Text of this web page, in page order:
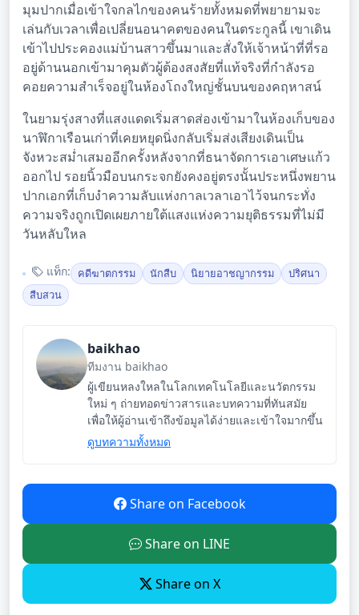
มุมปากเมื่อเข้าใจกลไกของคนร้ายทั้งหมดที่พยายามจะ
เล่นกับเวลาเพื่อเปลี่ยนอนาคตของคนในตระกูลนี้ เขาเดิน
เข้าไปประคองแม่บ้านสาวขึ้นมาและสั่งให้เจ้าหน้าที่ที่รอ
อยู่ด้านนอกเข้ามาคุมตัวผู้ต้องสงสัยที่แท้จริงที่กำลังรอ
คอยความสำเร็จอยู่ในห้องโถงใหญ่ชั้นบนของคฤหาสน์
ในยามรุ่งสางที่แสงแดดเริ่มสาดส่องเข้ามาในห้องเก็บของ
นาฬิกาเรือนเก่าที่เคยหยุดนิ่งกลับเริ่มส่งเสียงเดินเป็น
จังหวะสม่ำเสมออีกครั้งหลังจากที่ธนาจัดการเอาเศษแก้ว
ออกไป รอยนิ้วมือบนกระจกยังคงอยู่ตรงนั้นประหนึ่งพยาน
ปากเอกที่เก็บงำความลับแห่งกาลเวลาเอาไว้จนกระทั่ง
ความจริงถูกเปิดเผยภายใต้แสงแห่งความยุติธรรมที่ไม่มี
วันหลับใหล
แท็ก: คดีฆาตกรรม นักสืบ นิยายอาชญากรรม
ปริศนา
สืบสวน
baikhao
ทีมงาน baikhao
ผู้เขียนหลงใหลในโลกเทคโนโลยีและนวัตกรรม
ใหม่ ๆ ถ่ายทอดข่าวสารและบทความที่ทันสมัย
เพื่อให้ผู้อ่านเข้าถึงข้อมูลได้ง่ายและเข้าใจมากขึ้น
ดูบทความทั้งหมด
Share on Facebook
Share on LINE
Share on X